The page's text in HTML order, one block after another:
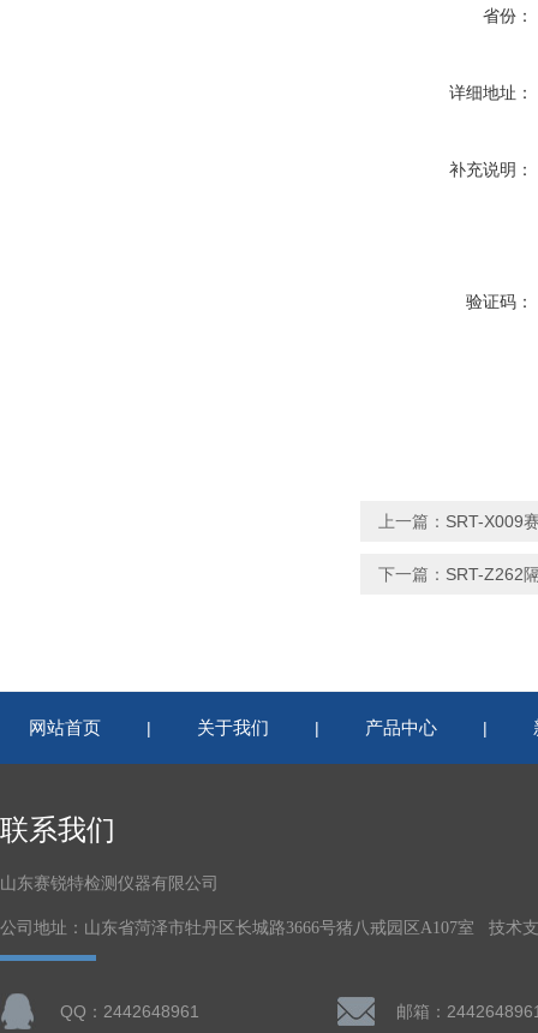
省份：
详细地址：
补充说明：
验证码：
上一篇： SRT-X009
下一篇： SRT-Z262
网站首页 | 关于我们 | 产品中心 |
联系我们
山东赛锐特检测仪器有限公司
公司地址：山东省菏泽市牡丹区长城路3666号猪八戒园区A107室 技术
QQ：2442648961 邮箱：